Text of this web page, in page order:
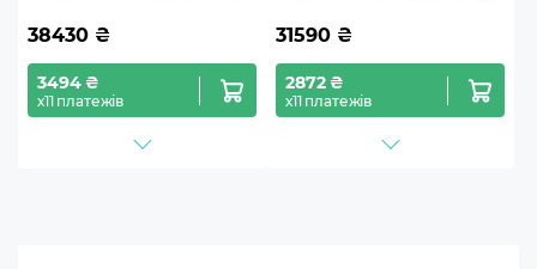
38430 ₴
3494 ₴
х11 платежів
31590 ₴
2872 ₴
х11 платежів